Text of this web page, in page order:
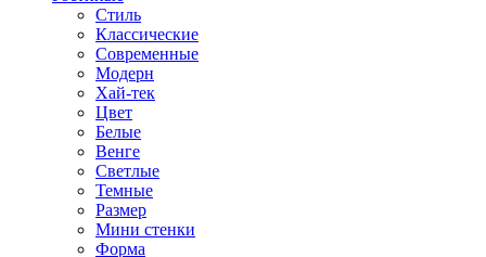
Стиль
Классические
Современные
Модерн
Хай-тек
Цвет
Белые
Венге
Светлые
Темные
Размер
Мини стенки
Форма